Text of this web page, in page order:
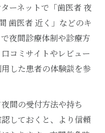
した際の保険適用範
者夜間救急をどう選
の歯医者利用のポイ
るための工夫とは
間歯痛緩和アイデア
ーネットで「歯医者 夜
歯医者 近く」などのキ
夜間診療体制や診療方
コミサイトやレビュー
した患者の体験談を参
間の受付方法や持ち
しておくと、より信頼